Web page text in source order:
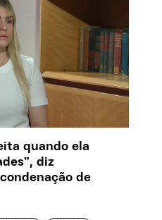
quando ela
diz
de